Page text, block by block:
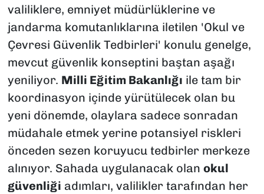
valiliklere, emniyet müdürlüklerine ve
jandarma komutanlıklarına iletilen 'Okul ve
Çevresi Güvenlik Tedbirleri' konulu genelge,
mevcut güvenlik konseptini baştan aşağı
yeniliyor. Milli Eğitim Bakanlığı ile tam bir
koordinasyon içinde yürütülecek olan bu
yeni dönemde, olaylara sadece sonradan
müdahale etmek yerine potansiyel riskleri
önceden sezen koruyucu tedbirler merkeze
alınıyor. Sahada uygulanacak olan okul
güvenliği adımları, valilikler tarafından her